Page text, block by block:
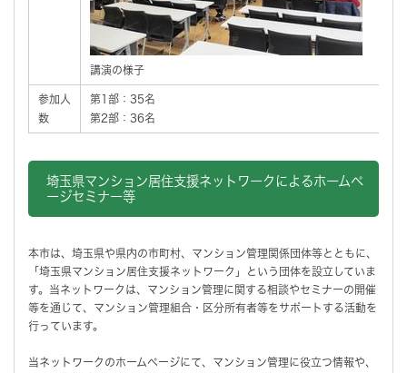
講演の様子
参加人
数
第1部：35名
第2部：36名
埼玉県マンション居住支援ネットワークによるホームペ
ージセミナー等
本市は、埼玉県や県内の市町村、マンション管理関係団体等とともに、
「埼玉県マンション居住支援ネットワーク」という団体を設立していま
す。当ネットワークは、マンション管理に関する相談やセミナーの開催
等を通じて、マンション管理組合・区分所有者等をサポートする活動を
行っています。
当ネットワークのホームページにて、マンション管理に役立つ情報や、